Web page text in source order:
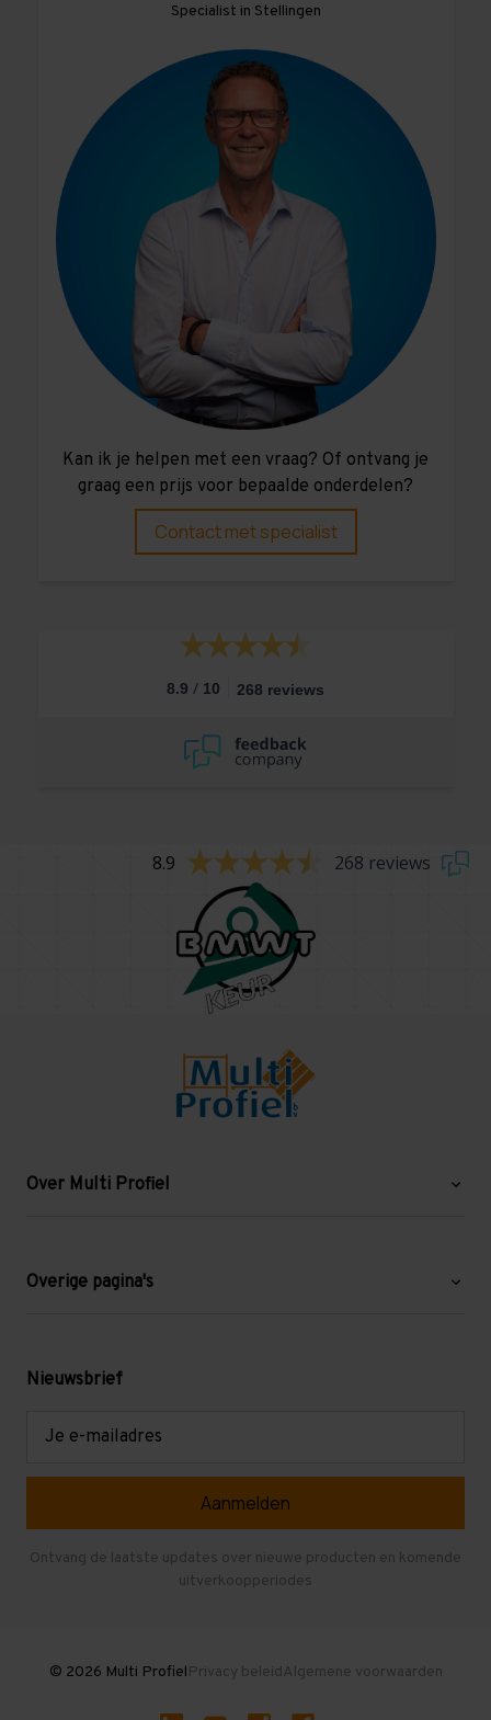
Specialist in Stellingen
Kan ik je helpen met een vraag? Of ontvang je
graag een prijs voor bepaalde onderdelen?
Contact met specialist
8.9 / 10 268 reviews
8.9 268 reviews
Over Multi Profiel
Blog
Levering en afhalen
Overige pagina's
Mezzanine
Gebruikte entresolvloeren
Nieuwsbrief
Ontvang de laatste updates over nieuwe producten en komende
uitverkoopperiodes
© 2026 Multi ProfielPrivacy beleidAlgemene voorwaarden